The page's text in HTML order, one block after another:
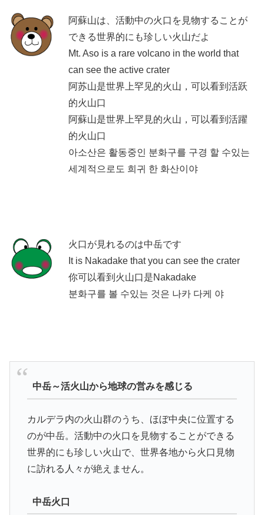
阿蘇山は、活動中の火口を見物することが
できる世界的にも珍しい火山だよ
Mt. Aso is a rare volcano in the world that
can see the active crater
阿苏山是世界上罕见的火山，可以看到活跃
的火山口
阿蘇山是世界上罕見的火山，可以看到活躍
的火山口
아소산은 활동중인 분화구를 구경 할 수있는
세계적으로도 희귀 한 화산이야
火口が見れるのは中岳です
It is Nakadake that you can see the crater
你可以看到火山口是Nakadake
분화구를 볼 수있는 것은 나카 다케 야
中岳～活火山から地球の営みを感じる
カルデラ内の火山群のうち、ほぼ中央に位置する
のが中岳。活動中の火口を見物することができる
世界的にも珍しい火山で、世界各地から火口見物
に訪れる人々が絶えません。
中岳火口